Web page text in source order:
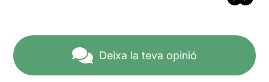
Deixa la teva opinió